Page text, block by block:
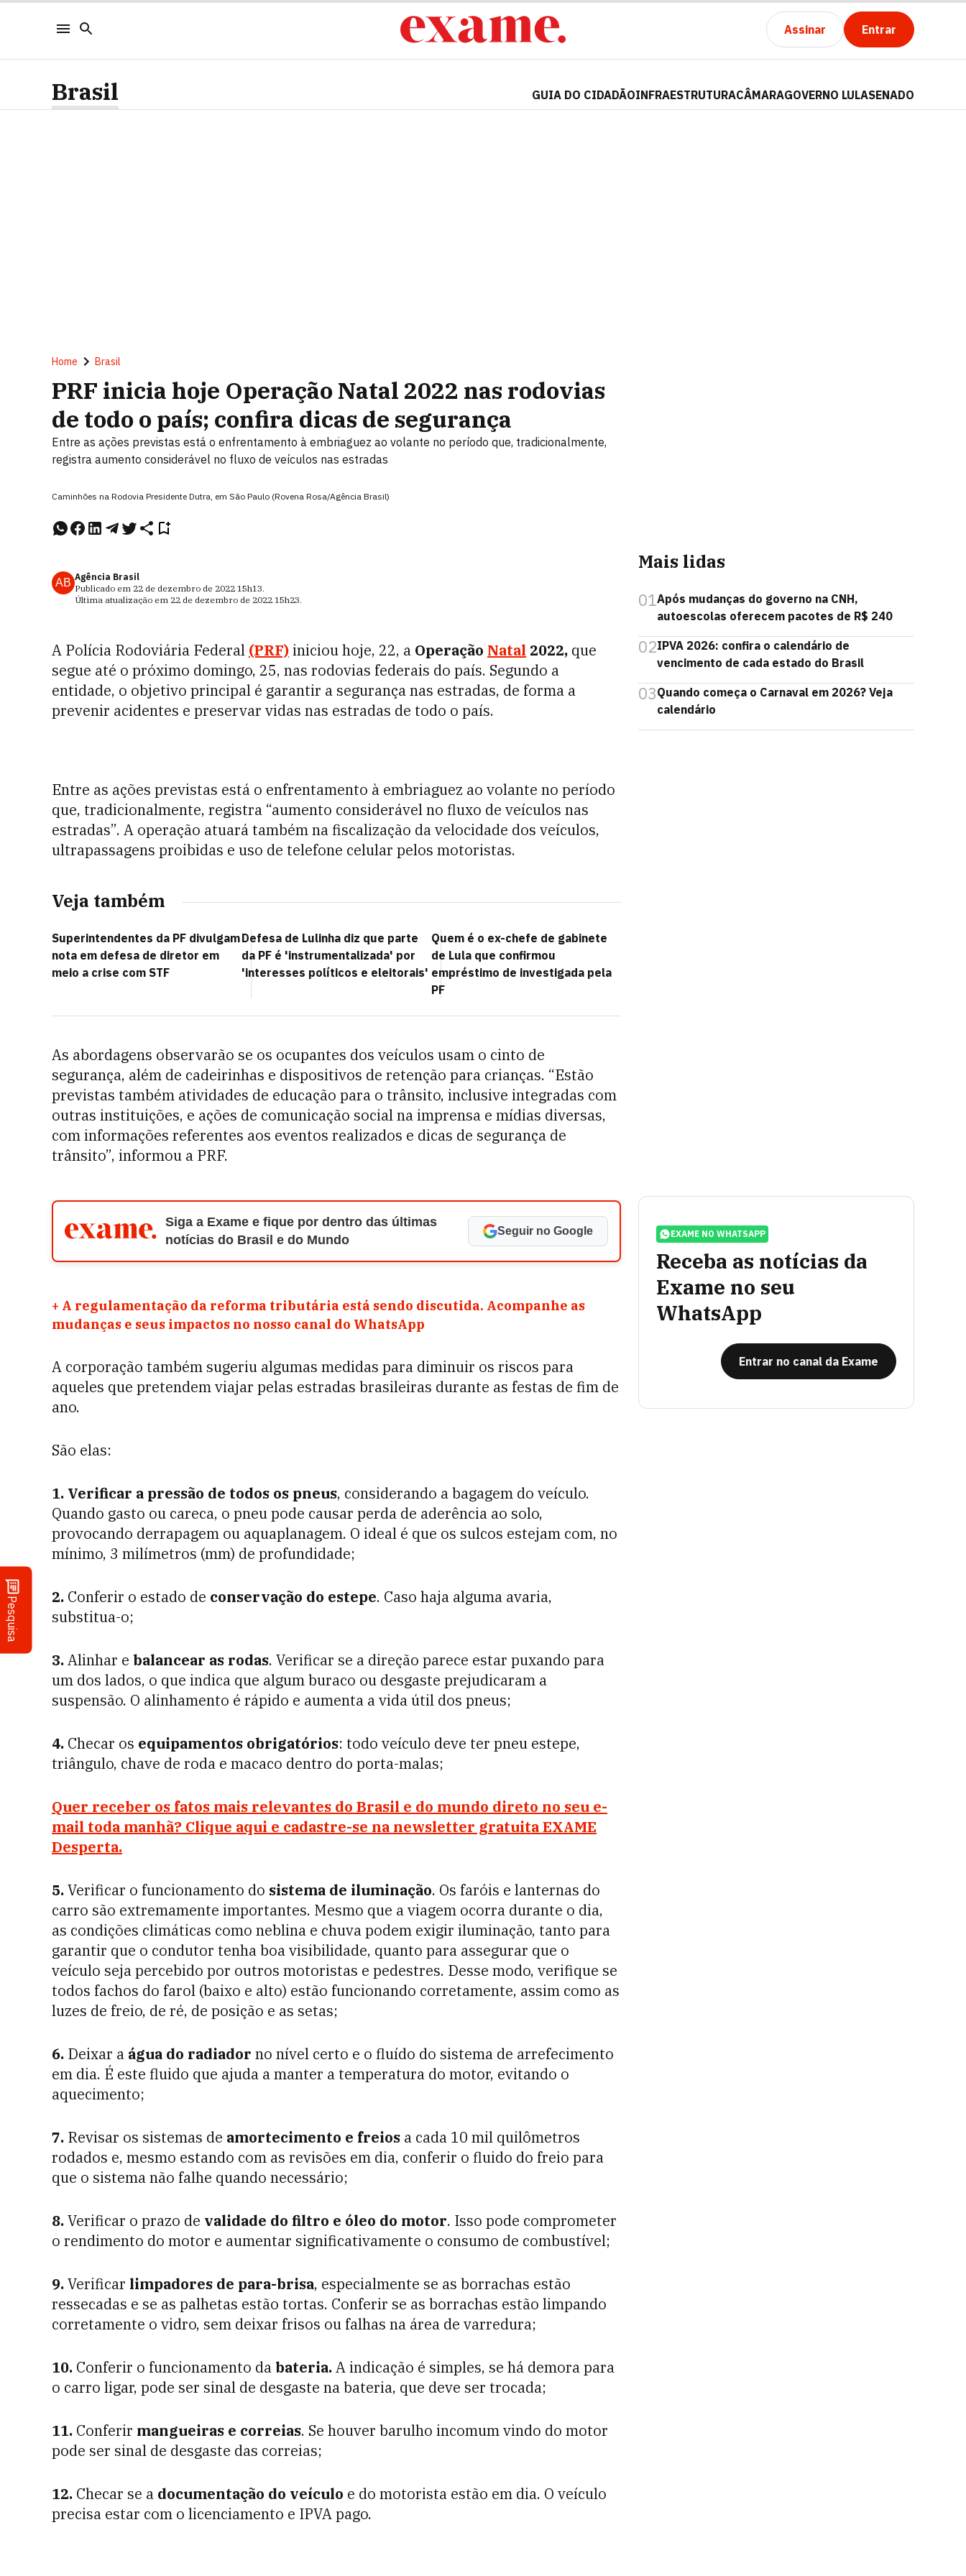
Assinar Entrar
Pesquisa
Brasil GUIA DO CIDADÃOINFRAESTRUTURACÂMARAGOVERNO LULASENADO
Home Brasil
PRF inicia hoje Operação Natal 2022 nas rodovias
de todo o país; confira dicas de segurança
Entre as ações previstas está o enfrentamento à embriaguez ao volante no período que, tradicionalmente,
registra aumento considerável no fluxo de veículos nas estradas
Caminhões na Rodovia Presidente Dutra, em São Paulo (Rovena Rosa/Agência Brasil)
AB Agência Brasil
Publicado em 22 de dezembro de 2022 15h13.
Última atualização em 22 de dezembro de 2022 15h23.
A Polícia Rodoviária Federal (PRF)iniciou hoje, 22, a Operação Natal 2022, que
segue até o próximo domingo, 25, nas rodovias federais do país. Segundo a
entidade, o objetivo principal é garantir a segurança nas estradas, de forma a
prevenir acidentes e preservar vidas nas estradas de todo o país.
Entre as ações previstas está o enfrentamento à embriaguez ao volante no período
que, tradicionalmente, registra “aumento considerável no fluxo de veículos nas
estradas”. A operação atuará também na fiscalização da velocidade dos veículos,
ultrapassagens proibidas e uso de telefone celular pelos motoristas.
Veja também
Superintendentes da PF divulgam
nota em defesa de diretor em
meio a crise com STF
Defesa de Lulinha diz que parte
da PF é 'instrumentalizada' por
'interesses políticos e eleitorais'
Quem é o ex-chefe de gabinete
de Lula que confirmou
empréstimo de investigada pela
PF
As abordagens observarão se os ocupantes dos veículos usam o cinto de
segurança, além de cadeirinhas e dispositivos de retenção para crianças. “Estão
previstas também atividades de educação para o trânsito, inclusive integradas com
outras instituições, e ações de comunicação social na imprensa e mídias diversas,
com informações referentes aos eventos realizados e dicas de segurança de
trânsito”, informou a PRF.
Siga a Exame e fique por dentro das últimas
notícias do Brasil e do Mundo
Seguir no Google
+ A regulamentação da reforma tributária está sendo discutida. Acompanhe as
mudanças e seus impactos no nosso canal do WhatsApp
A corporação também sugeriu algumas medidas para diminuir os riscos para
aqueles que pretendem viajar pelas estradas brasileiras durante as festas de fim de
ano.
São elas:
1. Verificar a pressão de todos os pneus, considerando a bagagem do veículo.
Quando gasto ou careca, o pneu pode causar perda de aderência ao solo,
provocando derrapagem ou aquaplanagem. O ideal é que os sulcos estejam com, no
mínimo, 3 milímetros (mm) de profundidade;
2. Conferir o estado de conservação do estepe. Caso haja alguma avaria,
substitua-o;
3.Alinhar e balancear as rodas. Verificar se a direção parece estar puxando para
um dos lados, o que indica que algum buraco ou desgaste prejudicaram a
suspensão. O alinhamento é rápido e aumenta a vida útil dos pneus;
4. Checar os equipamentos obrigatórios: todo veículo deve ter pneu estepe,
triângulo, chave de roda e macaco dentro do porta-malas;
Quer receber os fatos mais relevantes do Brasil e do mundo direto no seu e-
mail toda manhã? Clique aqui e cadastre-se na newsletter gratuita EXAME
Desperta.
5.Verificar o funcionamento do sistema de iluminação. Os faróis e lanternas do
carro são extremamente importantes. Mesmo que a viagem ocorra durante o dia,
as condições climáticas como neblina e chuva podem exigir iluminação, tanto para
garantir que o condutor tenha boa visibilidade, quanto para assegurar que o
veículo seja percebido por outros motoristas e pedestres. Desse modo, verifique se
todos fachos do farol (baixo e alto) estão funcionando corretamente, assim como as
luzes de freio, de ré, de posição e as setas;
6. Deixar a água do radiador no nível certo e o fluído do sistema de arrefecimento
em dia. É este fluido que ajuda a manter a temperatura do motor, evitando o
aquecimento;
7. Revisar os sistemas de amortecimento e freios a cada 10 mil quilômetros
rodados e, mesmo estando com as revisões em dia, conferir o fluido do freio para
que o sistema não falhe quando necessário;
8.Verificar o prazo de validade do filtro e óleo do motor. Isso pode comprometer
o rendimento do motor e aumentar significativamente o consumo de combustível;
9.Verificar limpadores de para-brisa, especialmente se as borrachas estão
ressecadas e se as palhetas estão tortas. Conferir se as borrachas estão limpando
corretamente o vidro, sem deixar frisos ou falhas na área de varredura;
10. Conferir o funcionamento dabateria.A indicação é simples, se há demora para
o carro ligar, pode ser sinal de desgaste na bateria, que deve ser trocada;
11. Conferir mangueiras e correias. Se houver barulho incomum vindo do motor
pode ser sinal de desgaste das correias;
12. Checar se a documentação do veículo e do motorista estão em dia. O veículo
precisa estar com o licenciamento e IPVA pago.
Mais lidas
01Após mudanças do governo na CNH,
autoescolas oferecem pacotes de R$ 240
02IPVA 2026: confira o calendário de
vencimento de cada estado do Brasil
03Quando começa o Carnaval em 2026? Veja
calendário
EXAME NO WHATSAPP
Receba as notícias da
Exame no seu
WhatsApp
Entrar no canal da Exame